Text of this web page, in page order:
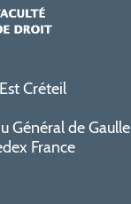
Créteil
Général de Gaulle
France